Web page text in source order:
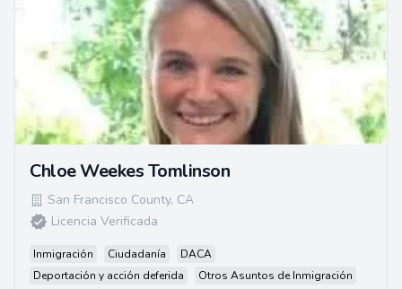
Chloe Weekes Tomlinson
San Francisco County, CA
Licencia Verificada
Inmigración Ciudadanía
DACA
Deportación y acción deferida
Otros Asuntos de Inmigración